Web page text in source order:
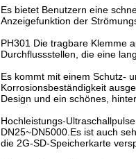
Es bietet Benutzern eine
Anzeigefunktion der
PH301 Die tragbare Klemme
Durchflussstellen, die eine
Es kommt mit einem Schutz-
Korrosionsbeständigkeit
Design und ein schönes,
Hochleistungs-
DN25~DN5000.Es ist auch
die 2G-SD-Speicherkarte